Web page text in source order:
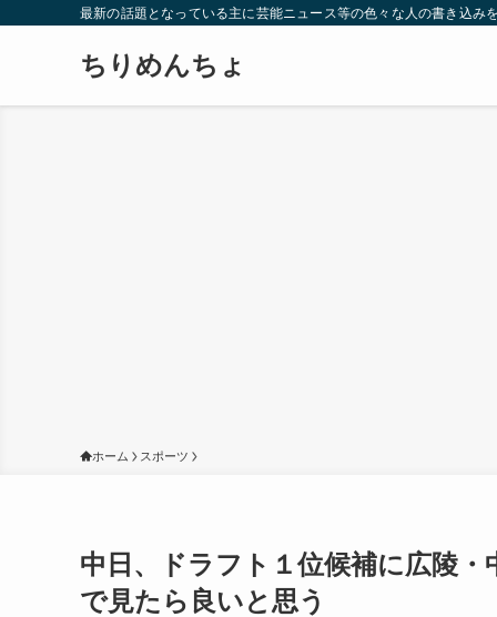
最新の話題となっている主に芸能ニュース等の色々な人の書き込
ちりめんちょ
ホーム スポーツ
中日、ドラフト１位候補に広陵
で見たら良いと思う